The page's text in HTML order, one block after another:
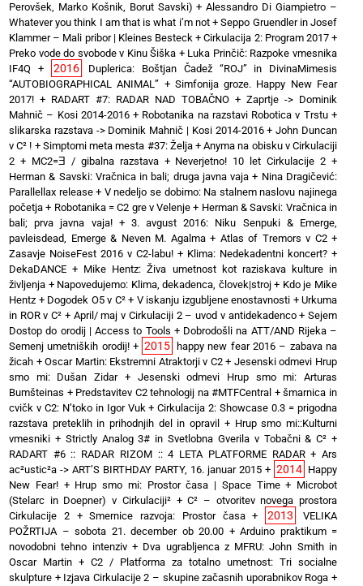
Perovšek, Marko Košnik, Borut Savski) +Alessandro Di Giampietro –
Whatever you think I am that is what i’m not+Seppo Gruendler in Josef
Klammer – Mali pribor | Kleines Besteck +Cirkulacija 2: Program 2017+
Preko vode do svobode v Kinu Šiška + Luka Prinčič: Razpoke vmesnika
IF4Q + 2016
Duplerica: Boštjan Čadež “ROJ” in DivinaMimesis
“AUTOBIOGRAPHICAL ANIMAL” + Simfonija groze. Happy New Fear
2017! + RADART #7: RADAR NAD TOBAČNO + Zaprtje -> Dominik
Mahnič – Kosi 2014-2016+ Robotanika na razstavi Robotica v Trstu+
slikarska razstava -> Dominik Mahnič | Kosi 2014-2016+John Duncan
v C² ! + Simptomi meta mesta #37: Želja+Anyma na obisku v Cirkulaciji
2 + MC2=Ǝ / gibalna razstava+ Neverjetno! 10 let Cirkulacije 2 +
Herman & Savski: Vračnica in bali; druga javna vaja + Nina Dragičević:
Parallellax release+ V nedeljo se dobimo: Na stalnem naslovu najinega
početja + Robotanika = C2 gre v Velenje + Herman & Savski: Vračnica in
bali; prva javna vaja!+ 3. avgust 2016: Niku Senpuki & Emerge,
pavleisdead, Emerge & Neven M. Agalma+ Atlas of Tremors v C2+
Zasavje NoiseFest 2016 v C2-labu! + Klima: Nedekadentni koncert? +
DekaDANCE + Mike Hentz: Živa umetnost kot raziskava kulture in
življenja + Napovedujemo: Klima, dekadenca, človek|stroj+ Kdo je Mike
Hentz + Dogodek O5 v C²+ V iskanju izgubljene enostavnosti + Urkuma
in ROR v C² + April/ maj v Cirkulaciji 2 – uvod v antidekadenco+Sejem
Dostop do orodij | Access to Tools + Dobrodošli na ATT/AND Rijeka –
Semenj umetniških orodij!+ 2015
happy new fear 2016 – zabava na
žicah +Oscar Martin: Ekstremni Atraktorji v C2+ Jesenski odmevi Hrup
smo mi: Dušan Zidar+ Jesenski odmevi Hrup smo mi: Arturas
Bumšteinas + Predstavitev C2 tehnologij na #MTFCentral +šmarnica in
cvičk v C2: N’toko in Igor Vuk+Cirkulacija 2: Showcase 0.3 = prigodna
razstava preteklih in prihodnjih del in opravil + Hrup smo mi::Kulturni
vmesniki + Strictly Analog 3# in Svetlobna Gverila v Tobačni & C² +
RADART #6 :: RADAR RIZOM :: 4 LETA PLATFORME RADAR+Ars
ac²ustic²a -> ART’S BIRTHDAY PARTY, 16. januar 2015 + 2014 Happy
New Fear!+ Hrup smo mi: Prostor časa | Space Time+ Microbot
(Stelarc in Doepner) v Cirkulaciji²+C² – otvoritev novega prostora
Cirkulacije 2+Smernice razvoja: Prostor časa+ 2013
VELIKA
POŽRTIJA – sobota 21. december ob 20.00 + Arduino praktikum =
novodobni tehno intenziv+ Dva ugrabljenca z MFRU: John Smith in
Oscar Martin + C2 / Platforma za totalno umetnost: Tri socialne
skulpture + Izjava Cirkulacije 2 – skupine začasnih uporabnikov Roga +